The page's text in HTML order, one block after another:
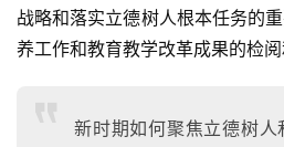
战略和落实立德树人根本任务的
养工作和教育教学改革成果的检阅
新时期如何聚焦立德树